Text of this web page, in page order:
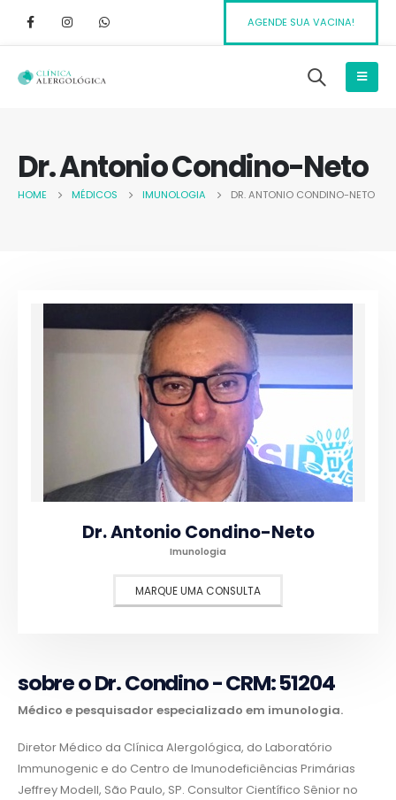
AGENDE SUA VACINA!
Dr. Antonio Condino-Neto
HOME MÉDICOS IMUNOLOGIA DR. ANTONIO CONDINO-NETO
Dr. Antonio Condino-Neto
Imunologia
MARQUE UMA CONSULTA
sobre o Dr. Condino - CRM: 51204
Médico e pesquisador especializado em imunologia.
Diretor Médico da Clínica Alergológica, do Laboratório
Immunogenic e do Centro de Imunodeficiências Primárias
Jeffrey Modell, São Paulo, SP. Consultor Científico Sênior no